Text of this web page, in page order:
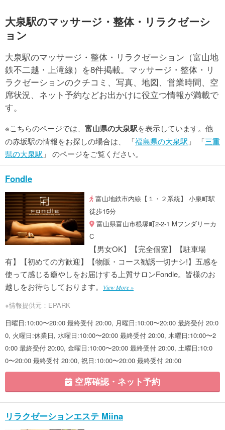
大泉駅のマッサージ・整体・リラクゼーシ
ョン
大泉駅のマッサージ・整体・リラクゼーション（富山地
鉄不二越・上滝線）を8件掲載。マッサージ・整体・リ
ラクゼーションのクチコミ、写真、地図、営業時間、空
席状況、ネット予約などお出かけに役立つ情報が満載で
す。
※こちらのページでは、 富山県の大泉駅を表示しています。他
の赤坂駅の情報をお探しの場合は、 「福島県の大泉駅 」 「三重
県の大泉駅 」 のページをご覧ください。
Fondle
富山地鉄市内線【１・２系統】 小泉町駅
徒歩15分
富山県富山市根塚町2-2-1 Mフンダリーカ
C
【男女OK】【完全個室】【駐車場
有】【初めての方歓迎】【物販・コース勧誘一切ナシ!】五感を
使って感じる癒やしをお届けする上質サロンFondle。皆様のお
越しをお待ちしております。
View More »
※情報提供元：EPARK
日曜日:10:00〜20:00 最終受付 20:00, 月曜日:10:00〜20:00 最終受付 20:0
0, 火曜日:休業日, 水曜日:10:00〜20:00 最終受付 20:00, 木曜日:10:00〜2
0:00 最終受付 20:00, 金曜日:10:00〜20:00 最終受付 20:00, 土曜日:10:0
0〜20:00 最終受付 20:00, 祝日:10:00〜20:00 最終受付 20:00
空席確認・ネット予約
リラクゼーションエステ Miina